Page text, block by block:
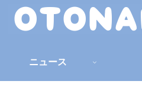
ニュース